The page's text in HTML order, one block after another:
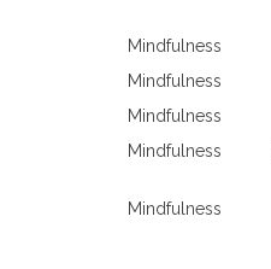
Mindfulness
Mindfulness
Mindfulness
Mindfulness
Mindfulness